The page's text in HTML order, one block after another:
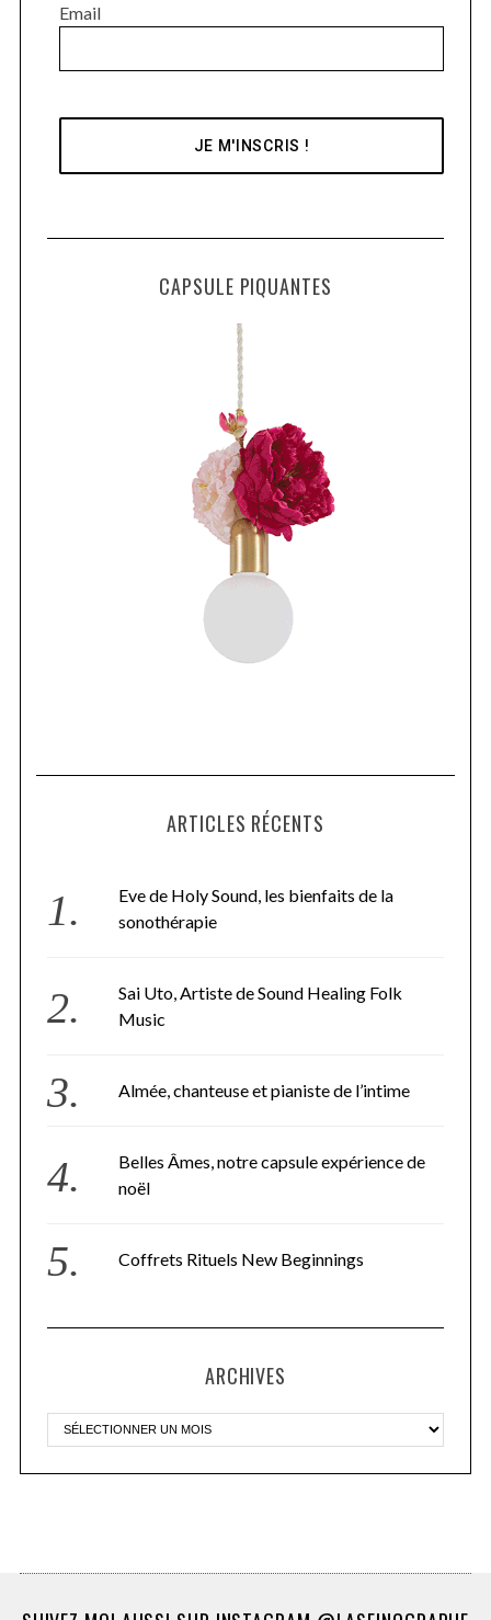
Email
CAPSULE PIQUANTES
ARTICLES RÉCENTS
Eve de Holy Sound, les bienfaits de la
sonothérapie
Sai Uto, Artiste de Sound Healing Folk
Music
Almée, chanteuse et pianiste de l’intime
Belles Âmes, notre capsule expérience de
noël
Coffrets Rituels New Beginnings
ARCHIVES